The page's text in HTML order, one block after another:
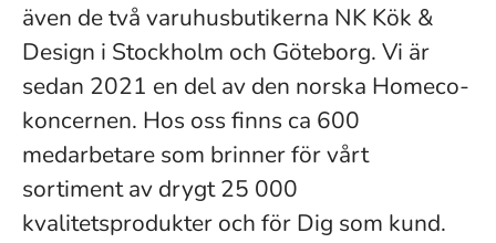
även de två varuhusbutikerna NK Kök &
Design i Stockholm och Göteborg. Vi är
sedan 2021 en del av den norska Homeco-
koncernen. Hos oss finns ca 600
medarbetare som brinner för vårt
sortiment av drygt 25 000
kvalitetsprodukter och för Dig som kund.